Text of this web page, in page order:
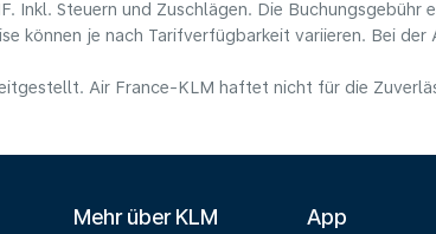
Inkl. Steuern und Zuschlägen. Die Buchungsgebühr
können je nach Tarifverfügbarkeit variieren. Bei der
Air France-KLM haftet nicht für die
Mehr über KLM
App